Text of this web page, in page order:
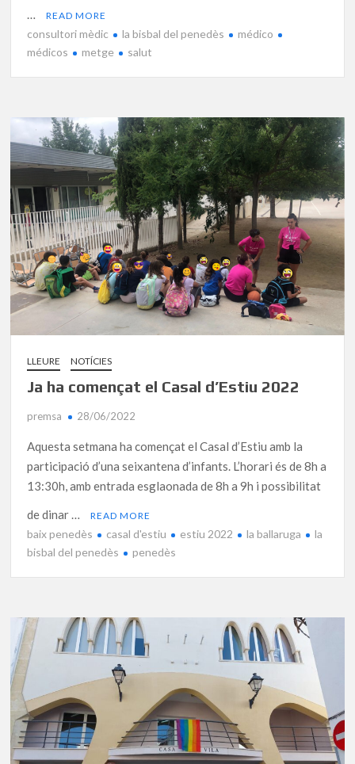
… READ MORE
consultori mèdic la bisbal del penedès
médico
médicos
metge salut
LLEURE NOTÍCIES
Ja ha començat el Casal d’Estiu 2022
premsa 28/06/2022
Aquesta setmana ha començat el Casal d’Estiu amb la
participació d’una seixantena d’infants. L’horari és de 8h a
13:30h, amb entrada esglaonada de 8h a 9h i possibilitat
de dinar …
READ MORE
baix penedès casal d'estiu estiu 2022 la ballaruga
la
bisbal del penedès
penedès